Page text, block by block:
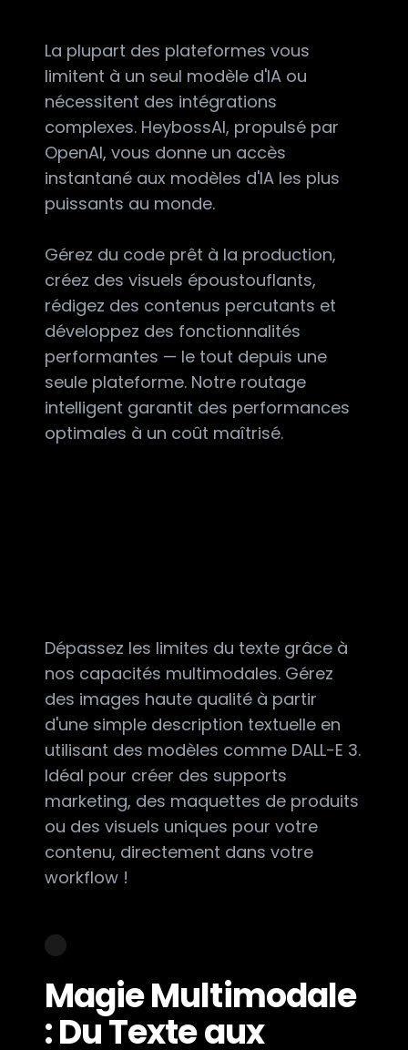
La plupart des plateformes vous
limitent à un seul modèle d'IA ou
nécessitent des intégrations
complexes. HeybossAI, propulsé par
OpenAI, vous donne un accès
instantané aux modèles d'IA les plus
puissants au monde.
Gérez du code prêt à la production,
créez des visuels époustouflants,
rédigez des contenus percutants et
développez des fonctionnalités
performantes — le tout depuis une
seule plateforme. Notre routage
intelligent garantit des performances
optimales à un coût maîtrisé.
Dépassez les limites du texte grâce à
nos capacités multimodales. Gérez
des images haute qualité à partir
d'une simple description textuelle en
utilisant des modèles comme DALL-E 3.
Idéal pour créer des supports
marketing, des maquettes de produits
ou des visuels uniques pour votre
contenu, directement dans votre
workflow !
Magie Multimodale
: Du Texte aux